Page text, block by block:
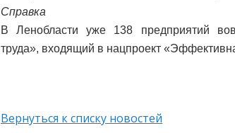
Справка
В Ленобласти уже 138 предприятий
труда», входящий в нацпроект
Вернуться к списку новостей